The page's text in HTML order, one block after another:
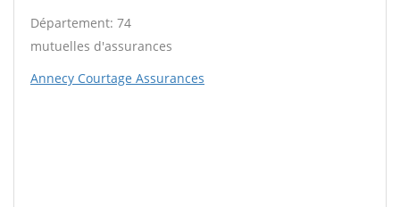
Département: 74
mutuelles d'assurances
Annecy Courtage Assurances